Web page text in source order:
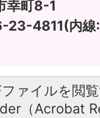
幸町8-1
23-4811(内線
ファイルを閲
（Acrobat